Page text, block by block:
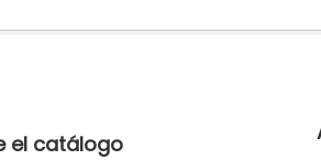
el catálogo